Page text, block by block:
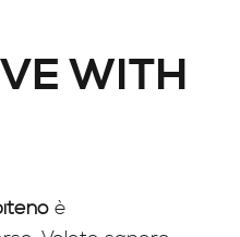
WITH
è